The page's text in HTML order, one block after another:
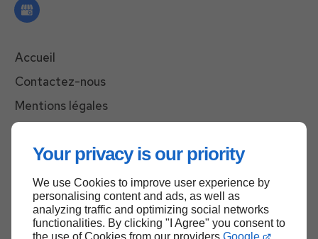
Your privacy is our priority
We use Cookies to improve user experience by
personalising content and ads, as well as
analyzing traffic and optimizing social networks
functionalities. By clicking "I Agree" you consent to
the use of Cookies from our providers Google
Accueil
Contactez-nous
Mentions légales
Haut de page